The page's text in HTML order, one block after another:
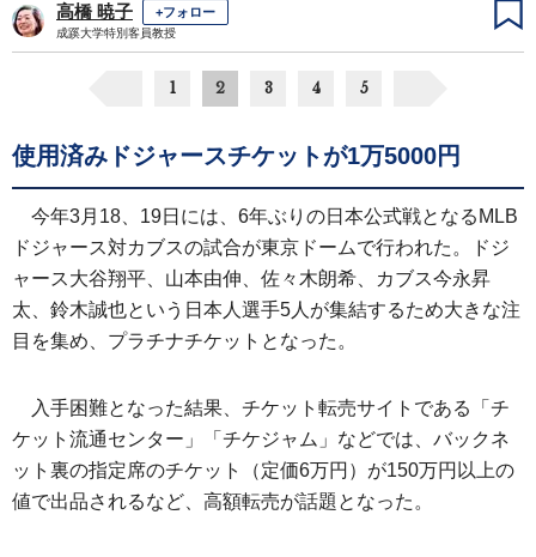
高橋 暁子 +フォロー
成蹊大学特別客員教授
1 2 3 4 5
使用済みドジャースチケットが1万5000円
今年3月18、19日には、6年ぶりの日本公式戦となるMLB
ドジャース対カブスの試合が東京ドームで行われた。ドジ
ャース大谷翔平、山本由伸、佐々木朗希、カブス今永昇
太、鈴木誠也という日本人選手5人が集結するため大きな注
目を集め、プラチナチケットとなった。
入手困難となった結果、チケット転売サイトである「チ
ケット流通センター」「チケジャム」などでは、バックネ
ット裏の指定席のチケット（定価6万円）が150万円以上の
値で出品されるなど、高額転売が話題となった。